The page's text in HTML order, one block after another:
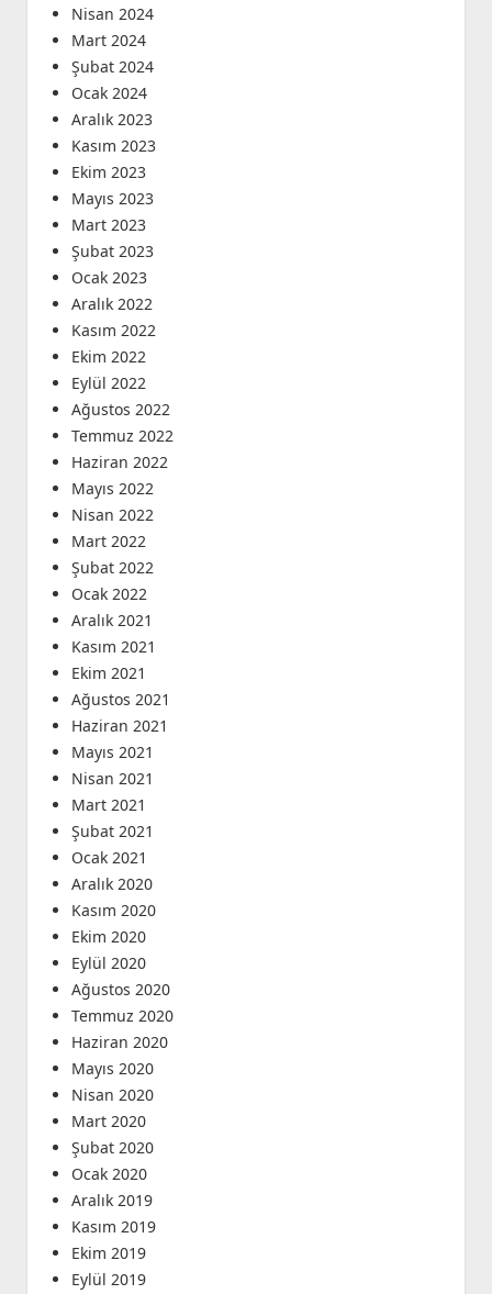
Nisan 2024
Mart 2024
Şubat 2024
Ocak 2024
Aralık 2023
Kasım 2023
Ekim 2023
Mayıs 2023
Mart 2023
Şubat 2023
Ocak 2023
Aralık 2022
Kasım 2022
Ekim 2022
Eylül 2022
Ağustos 2022
Temmuz 2022
Haziran 2022
Mayıs 2022
Nisan 2022
Mart 2022
Şubat 2022
Ocak 2022
Aralık 2021
Kasım 2021
Ekim 2021
Ağustos 2021
Haziran 2021
Mayıs 2021
Nisan 2021
Mart 2021
Şubat 2021
Ocak 2021
Aralık 2020
Kasım 2020
Ekim 2020
Eylül 2020
Ağustos 2020
Temmuz 2020
Haziran 2020
Mayıs 2020
Nisan 2020
Mart 2020
Şubat 2020
Ocak 2020
Aralık 2019
Kasım 2019
Ekim 2019
Eylül 2019